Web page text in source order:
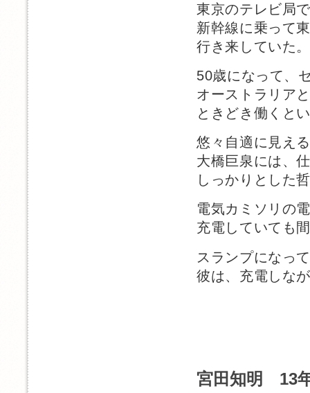
東京のテレビ局
新幹線に乗って
行き来していた
50歳になって、
オーストラリア
ときどき働くと
悠々自適に見え
大橋巨泉には、
しっかりとした
電気カミソリの
充電していても
スランプになっ
彼は、充電しな
宮田知明 13